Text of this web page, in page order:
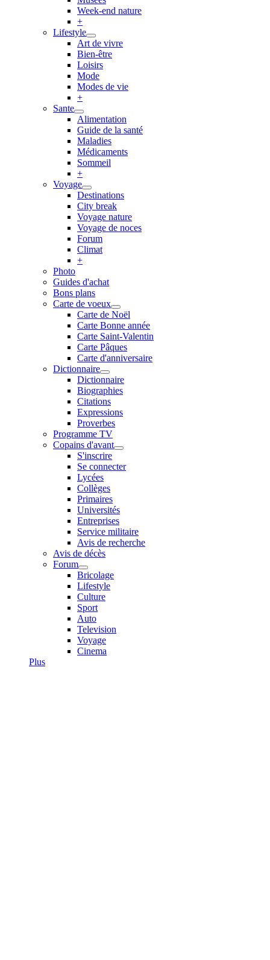
Week-end nature
+
Lifestyle
Art de vivre
Bien-être
Loisirs
Mode
Modes de vie
+
Sante
Alimentation
Guide de la santé
Maladies
Médicaments
Sommeil
+
Voyage
Destinations
City break
Voyage nature
Voyage de noces
Forum
Climat
+
Photo
Guides d'achat
Bons plans
Carte de voeux
Carte de Noël
Carte Bonne année
Carte Saint-Valentin
Carte Pâques
Carte d'anniversaire
Dictionnaire
Dictionnaire
Biographies
Citations
Expressions
Proverbes
Programme TV
Copains d'avant
S'inscrire
Se connecter
Lycées
Collèges
Primaires
Universités
Entreprises
Service militaire
Avis de recherche
Avis de décès
Forum
Bricolage
Lifestyle
Culture
Sport
Auto
Television
Voyage
Cinema
Plus